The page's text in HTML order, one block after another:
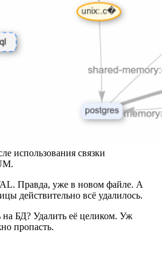
использования связки
Правда, уже в новом файле. А
действительно всё удалилось.
БД? Удалить её целиком. Уж
пропасть.